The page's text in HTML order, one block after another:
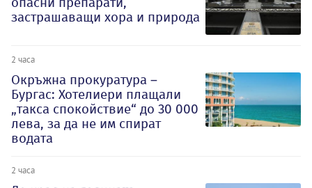
застрашаващи хора и природа
2 часа
Окръжна прокуратура –
Бургас: Хотелиери плащали
„такса спокойствие“ до 30 000
лева, за да не им спират
водата
2 часа